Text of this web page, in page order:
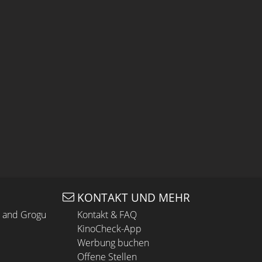
Grogu
KONTAKT UND MEHR
Kontakt & FAQ
KinoCheck-App
Werbung buchen
Offene Stellen